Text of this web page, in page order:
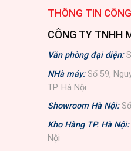
THÔNG TIN
CÔNG TY TNHH
Văn phòng đại diện:
NHà máy: Số 59,
TP. Hà Nội
Showroom Hà Nội:
Kho Hàng TP. Hà Nội:
Nội